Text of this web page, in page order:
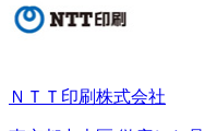
ＮＴＴ印刷株式会社